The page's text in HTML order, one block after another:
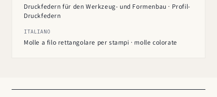
Druckfedern für den Werkzeug- und Formenbau · Profil-
Druckfedern
ITALIANO
Molle a filo rettangolare per stampi · molle colorate